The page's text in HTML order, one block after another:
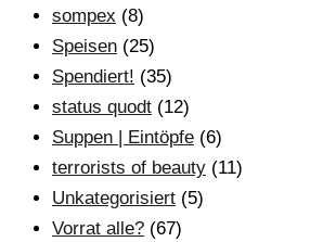
sompex (8)
Speisen (25)
Spendiert! (35)
status quodt (12)
Suppen | Eintöpfe (6)
terrorists of beauty (11)
Unkategorisiert (5)
Vorrat alle? (67)